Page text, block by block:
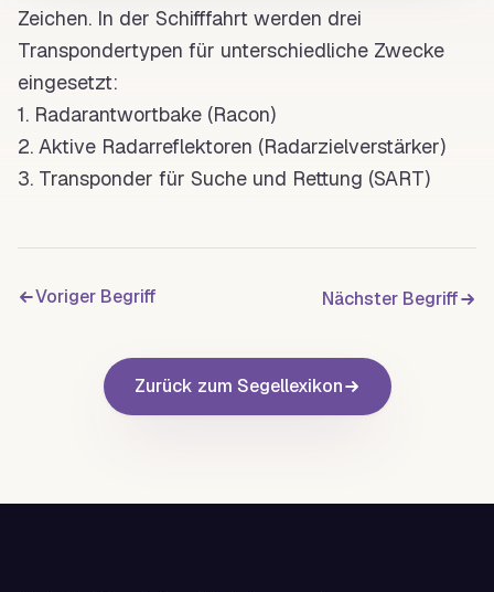
Zeichen. In der Schifffahrt werden drei
Transpondertypen für unterschiedliche Zwecke
eingesetzt:
1. Radarantwortbake (Racon)
2. Aktive Radarreflektoren (Radarzielverstärker)
3. Transponder für Suche und Rettung (SART)
Voriger Begriff Nächster Begriff
Zurück zum Segellexikon